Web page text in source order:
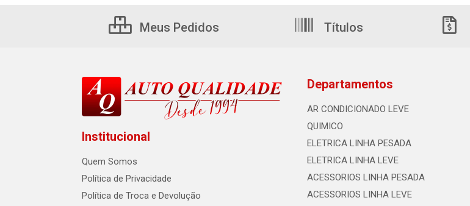
Meus Pedidos Títulos
Institucional
Quem Somos
Política de Privacidade
Política de Troca e Devolução
Departamentos
AR CONDICIONADO LEVE
QUIMICO
ELETRICA LINHA PESADA
ELETRICA LINHA LEVE
ACESSORIOS LINHA PESADA
ACESSORIOS LINHA LEVE